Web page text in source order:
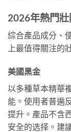
2026年熱門
綜合產品成分、
上最值得關注的
美國黑金
以多種草本精華
能。使用者普遍
提升。產品不含
安全的选择。建